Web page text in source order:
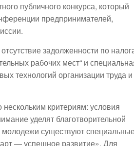
публичного конкурса, который
предпринимателей,
задолженности по
рабочих мест“ и
технологий организации труда и
нескольким критериям: условия
уделят благотворительной
существуют
— успешное развитие». Для